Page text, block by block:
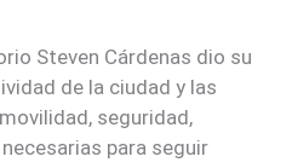
Steven Cárdenas dio su
de la ciudad y las
seguridad,
para seguir